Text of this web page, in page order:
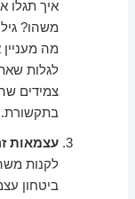
איך תגלו
מה
לגלות
צמידים
בתקשורת.
עצמאות
לקנות
ביטחון